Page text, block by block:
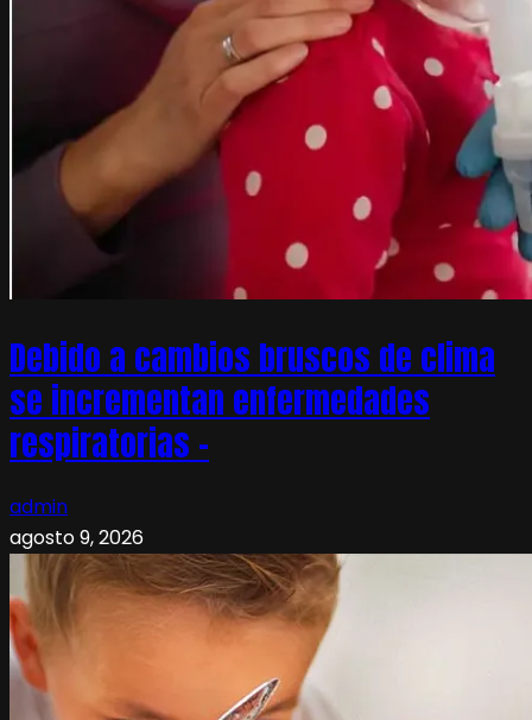
Debido a cambios bruscos de clima
se incrementan enfermedades
respiratorias –
admin
agosto 9, 2026